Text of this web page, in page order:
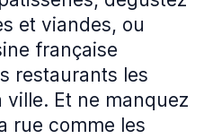
et viandes, ou
française
restaurants les
ville. Et ne manquez
rue comme les